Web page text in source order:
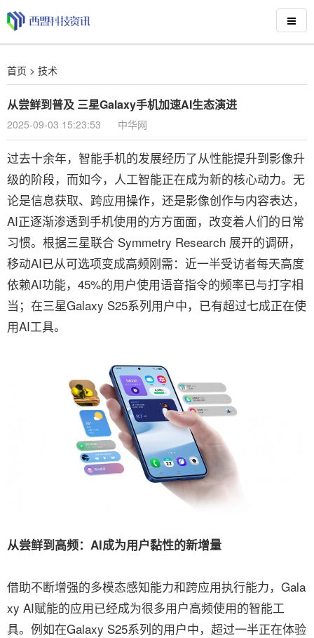
首页 > 技术
从尝鲜到普及 三星Galaxy手机加速AI生态演进
2025-09-03 15:23:53 中华网
过去十余年，智能手机的发展经历了从性能提升到影像升
级的阶段，而如今，人工智能正在成为新的核心动力。无
论是信息获取、跨应用操作，还是影像创作与内容表达，
AI正逐渐渗透到手机使用的方方面面，改变着人们的日常
习惯。根据三星联合 Symmetry Research 展开的调研，
移动AI已从可选项变成高频刚需：近一半受访者每天高度
依赖AI功能，45%的用户使用语音指令的频率已与打字相
当；在三星Galaxy S25系列用户中，已有超过七成正在使
用AI工具。
从尝鲜到高频：AI成为用户黏性的新增量
借助不断增强的多模态感知能力和跨应用执行能力，Gala
xy AI赋能的应用已经成为很多用户高频使用的智能工
具。例如在Galaxy S25系列的用户中，超过一半正在体验